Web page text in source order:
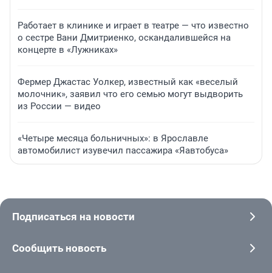
Работает в клинике и играет в театре — что известно
о сестре Вани Дмитриенко, оскандалившейся на
концерте в «Лужниках»
Фермер Джастас Уолкер, известный как «веселый
молочник», заявил что его семью могут выдворить
из России — видео
«Четыре месяца больничных»: в Ярославле
автомобилист изувечил пассажира «Яавтобуса»
Подписаться на новости
Сообщить новость